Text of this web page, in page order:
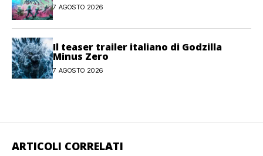
7 AGOSTO 2026
Il teaser trailer italiano di Godzilla
Minus Zero
7 AGOSTO 2026
ARTICOLI CORRELATI